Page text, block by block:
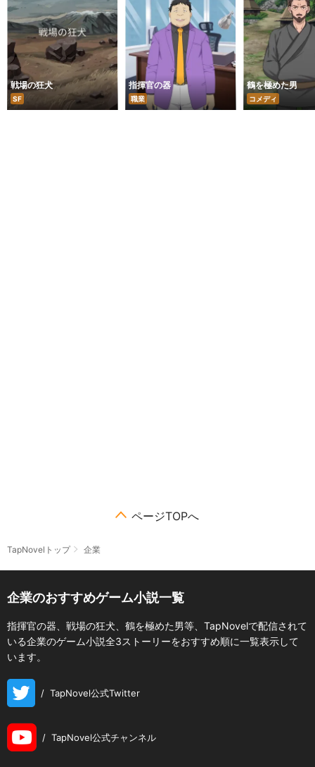
戦場の狂犬
SF
指揮官の器
職業
鶴を極めた男
コメディ
ページTOPへ
TapNovelトップ 企業
企業のおすすめゲーム小説一覧
指揮官の器、戦場の狂犬、鶴を極めた男等、TapNovelで配信されて
いる企業のゲーム小説全3ストーリーをおすすめ順に一覧表示して
います。
/ TapNovel公式Twitter
/ TapNovel公式チャンネル